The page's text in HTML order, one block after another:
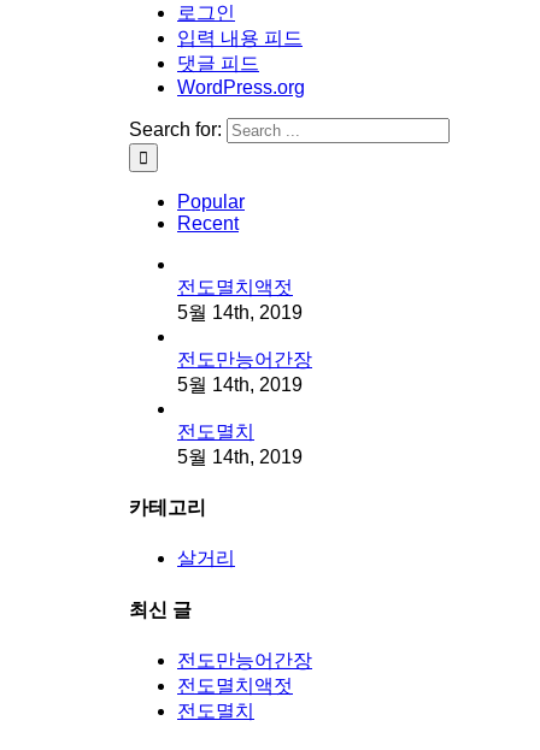
로그인
입력 내용 피드
댓글 피드
WordPress.org
Search for:
Popular
Recent
전도멸치액젓
5월 14th, 2019
전도만능어간장
5월 14th, 2019
전도멸치
5월 14th, 2019
카테고리
살거리
최신 글
전도만능어간장
전도멸치액젓
전도멸치